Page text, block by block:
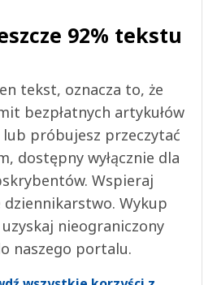
92% tekstu
tekst, oznacza to, że
bezpłatnych artykułów
próbujesz przeczytać
dostępny wyłącznie dla
Wspieraj
Wykup
nieograniczony
naszego portalu.